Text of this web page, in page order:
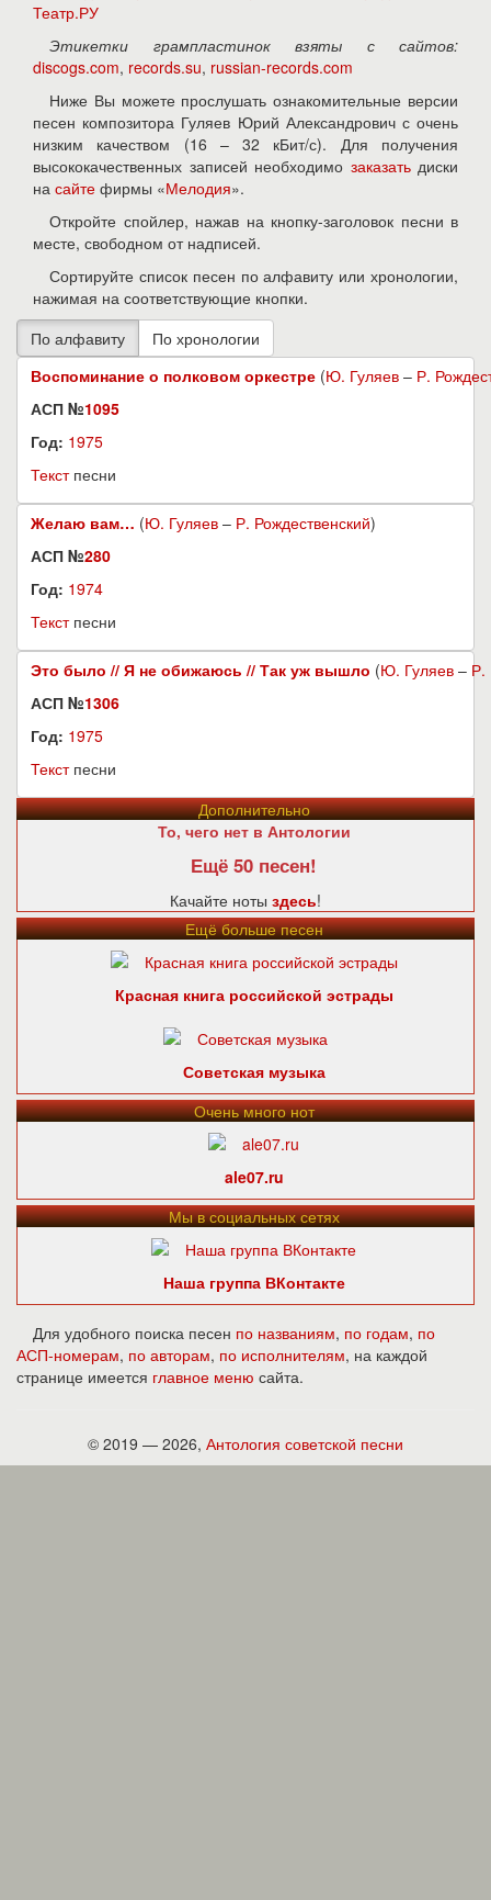
Театр.РУ
Этикетки грампластинок взяты с сайтов:
discogs.com, records.su, russian-records.com
Ниже Вы можете прослушать ознакомительные версии
песен композитора Гуляев Юрий Александрович с очень
низким качеством (16 – 32 кБит/с). Для получения
высококачественных записей необходимо заказатьдиски
на сайте фирмы «Мелодия».
Откройте спойлер, нажав на кнопку-заголовок песни в
месте, свободном от надписей.
Сортируйте список песен по алфавиту или хронологии,
нажимая на соответствующие кнопки.
Воспоминание о полковом оркестре (Ю. Гуляев – Р.
АСП №1095
Год: 1975
Текстпесни
Желаю вам… (Ю. Гуляев – Р. Рождественский)
АСП №280
Год: 1974
Текстпесни
Это было // Я не обижаюсь // Так уж вышло (Ю. Гуляев – Р.
АСП №1306
Год: 1975
Текстпесни
Дополнительно
То, чего нет в Антологии
Ещё 50 песен!
Качайте ноты здесь!
Ещё больше песен
Красная книга российской эстрады
Советская музыка
Очень много нот
ale07.ru
Мы в социальных сетях
Наша группа ВКонтакте
Для удобного поиска песен по названиям, по годам, по
АСП-номерам, по авторам, по исполнителям, на каждой
странице имеется главное меню сайта.
© 2019 — 2026, Антология советской песни